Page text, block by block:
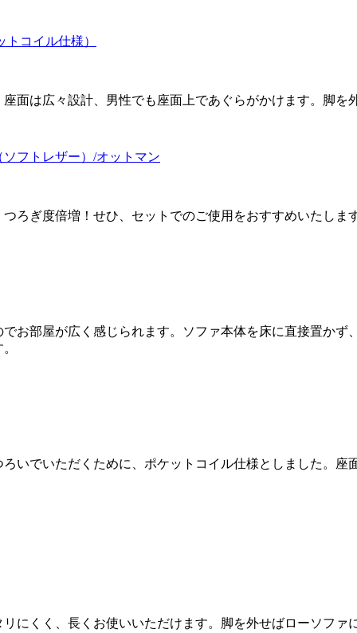
コイル仕様）
面は広々設計、男性でも座面上であぐらがかけます。脚を
フトレザー）/オットマン
ろぎ度倍増！せひ、セットでのご使用をおすすめいたします
お部屋が広く感じられます。ソファ本体を床に直接置か
いでいただくために、ポケットコイル仕様としました。
にくく、長くお使いいただけます。脚を外せばローソファ